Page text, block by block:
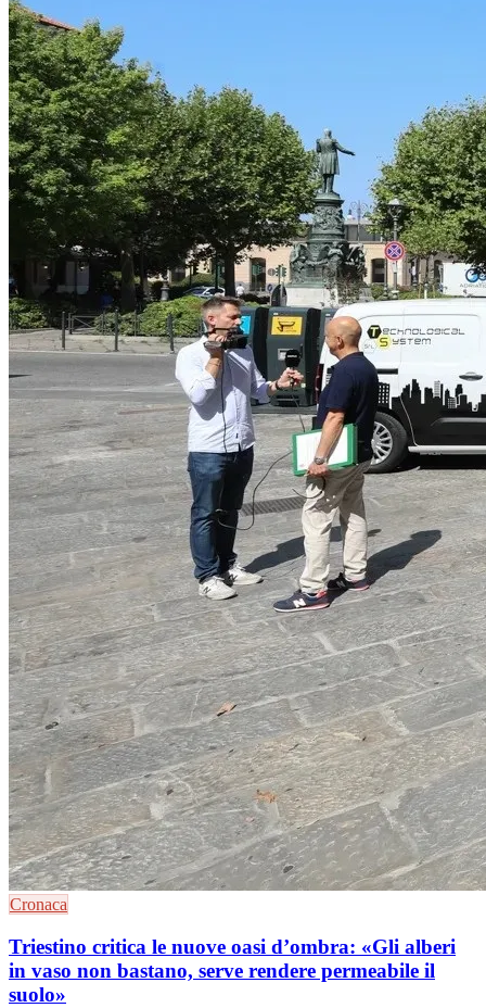
Cronaca
Triestino critica le nuove oasi d’ombra: «Gli alberi
in vaso non bastano, serve rendere permeabile il
suolo»